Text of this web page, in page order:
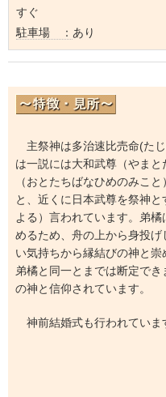
すぐ
駐車場 ： あり
主祭神は多治速比売命(た
は一説には大和武尊（やま
（おとたちばなひめのみこ
と、近くに日本武尊を祭神
よる）言われています。弟
めるため、舟の上から身投
い気持ちから縁結びの神と
弟橘と同一とまでは断定で
の神と信仰されています。
神前結婚式も行われていま